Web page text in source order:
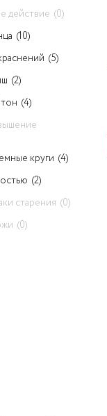
действие (0)
(10)
(5)
(2)
(4)
круги (4)
(2)
старения (0)
(0)